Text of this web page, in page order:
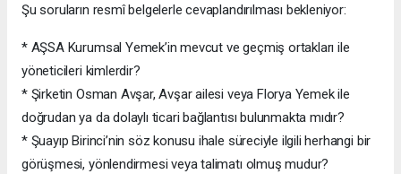
Şu soruların resmî belgelerle cevaplandırılması bekleniyor:
* AŞSA Kurumsal Yemek’in mevcut ve geçmiş ortakları ile
yöneticileri kimlerdir?
* Şirketin Osman Avşar, Avşar ailesi veya Florya Yemek ile
doğrudan ya da dolaylı ticari bağlantısı bulunmakta mıdır?
* Şuayıp Birinci’nin söz konusu ihale süreciyle ilgili herhangi bir
görüşmesi, yönlendirmesi veya talimatı olmuş mudur?